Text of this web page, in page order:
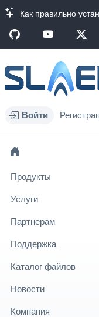
Как правильно
Войти
Продукты
Услуги
Партнерам
Поддержка
Каталог файлов
Новости
Компания